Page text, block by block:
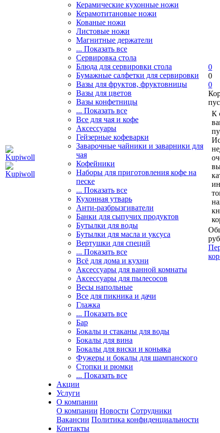
Керамические кухонные ножи
Керамотитановые ножи
Кованые ножи
Листовые ножи
Магнитные держатели
... Показать все
Сервировка стола
Блюда для сервировки стола
Бумажные салфетки для сервировки
Вазы для фруктов, фруктовницы
Вазы для цветов
Вазы конфетницы
... Показать все
Все для чая и кофе
Аксессуары
Гейзерные кофеварки
Заварочные чайники и заварники для
чая
Кофейники
Наборы для приготовления кофе на
песке
... Показать все
Кухонная утварь
Анти-разбрызгиватели
Банки для сыпучих продуктов
Бутылки для воды
Бутылки для масла и уксуса
Вертушки для специй
... Показать все
Всё для дома и кухни
Аксессуары для ванной комнаты
Аксессуары для пылесосов
Весы напольные
Все для пикника и дачи
Глажка
... Показать все
Бар
Бокалы и стаканы для воды
Бокалы для вина
Бокалы для виски и коньяка
Фужеры и бокалы для шампанского
Стопки и рюмки
... Показать все
Акции
Услуги
О компании
О компании Новости Сотрудники
Вакансии Политика конфиденциальности
Контакты
0
0
0
К